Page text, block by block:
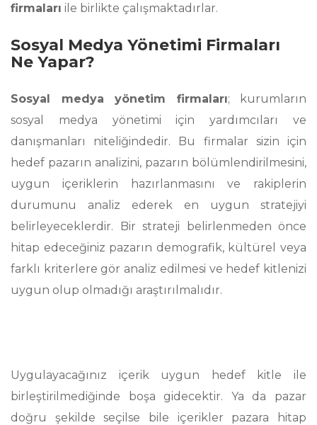
firmaları ile birlikte çalışmaktadırlar.
Sosyal Medya Yönetimi Firmaları
Ne Yapar?
Sosyal medya yönetim firmaları; kurumların
sosyal medya yönetimi için yardımcıları ve
danışmanları niteliğindedir. Bu firmalar sizin için
hedef pazarın analizini, pazarın bölümlendirilmesini,
uygun içeriklerin hazırlanmasını ve rakiplerin
durumunu analiz ederek en uygun stratejiyi
belirleyeceklerdir. Bir strateji belirlenmeden önce
hitap edeceğiniz pazarın demografik, kültürel veya
farklı kriterlere gör analiz edilmesi ve hedef kitlenizi
uygun olup olmadığı araştırılmalıdır.
Uygulayacağınız içerik uygun hedef kitle ile
birleştirilmediğinde boşa gidecektir. Ya da pazar
doğru şekilde seçilse bile içerikler pazara hitap